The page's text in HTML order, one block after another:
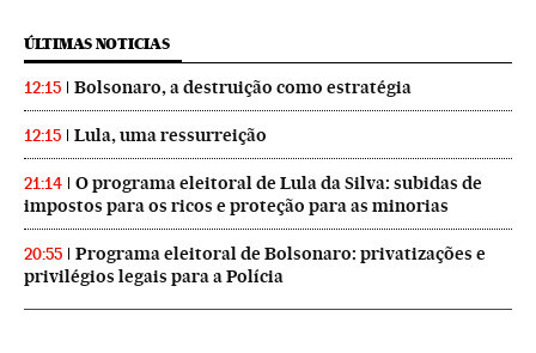
ÚLTIMAS NOTICIAS
12:15 Bolsonaro, a destruição como estratégia
12:15 Lula, uma ressurreição
21:14
O programa eleitoral de Lula da Silva: subidas de
impostos para os ricos e proteção para as minorias
20:55
Programa eleitoral de Bolsonaro: privatizações e
privilégios legais para a Polícia